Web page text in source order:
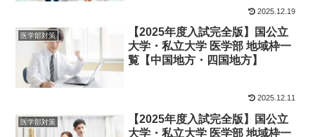
2025.12.19
医学部対策
【2025年度入試完全版】国公立
大学・私立大学 医学部 地域枠一
覧【中国地方・四国地方】
2025.12.11
医学部対策
【2025年度入試完全版】国公立
大学・私立大学 医学部 地域枠一